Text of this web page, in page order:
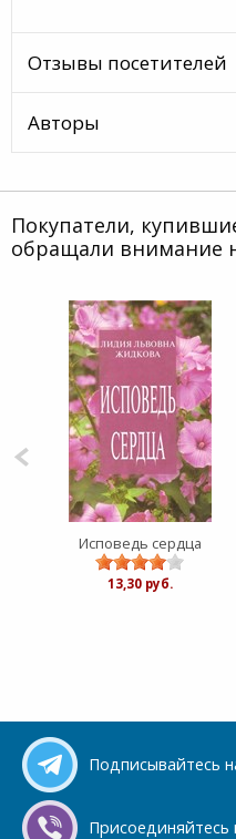
Отзывы посетителей
Авторы
Покупатели,
обращали внимание
Исповедь сердца
13,30 руб.
Подписывайтесь